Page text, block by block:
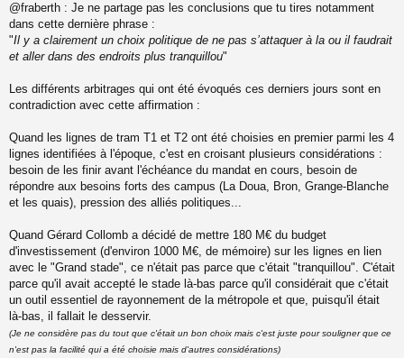
e
s
s
a
g
n
o
u
@fraberth : Je ne partage pas les conclusions que tu tires notamment
dans cette dernière phrase :
"Il y a clairement un choix politique de ne pas s’attaquer à la ou il faudrait
et aller dans des endroits plus tranquillou"
Les différents arbitrages qui ont été évoqués ces derniers jours sont en
contradiction avec cette affirmation :
Quand les lignes de tram T1 et T2 ont été choisies en premier parmi les 4
lignes identifiées à l'époque, c'est en croisant plusieurs considérations :
besoin de les finir avant l'échéance du mandat en cours, besoin de
répondre aux besoins forts des campus (La Doua, Bron, Grange-Blanche
et les quais), pression des alliés politiques...
Quand Gérard Collomb a décidé de mettre 180 M€ du budget
d'investissement (d'environ 1000 M€, de mémoire) sur les lignes en lien
avec le "Grand stade", ce n'était pas parce que c'était "tranquillou". C'était
parce qu'il avait accepté le stade là-bas parce qu'il considérait que c'était
un outil essentiel de rayonnement de la métropole et que, puisqu'il était
là-bas, il fallait le desservir.
(Je ne considère pas du tout que c'était un bon choix mais c'est juste pour souligner que ce
n'est pas la facilité qui a été choisie mais d'autres considérations)